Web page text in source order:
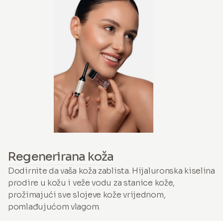
Regenerirana koža
Dodirnite da vaša koža zablista. Hijaluronska kiselina
prodire u kožu i veže vodu za stanice kože,
prožimajući sve slojeve kože vrijednom,
pomlađujućom vlagom.